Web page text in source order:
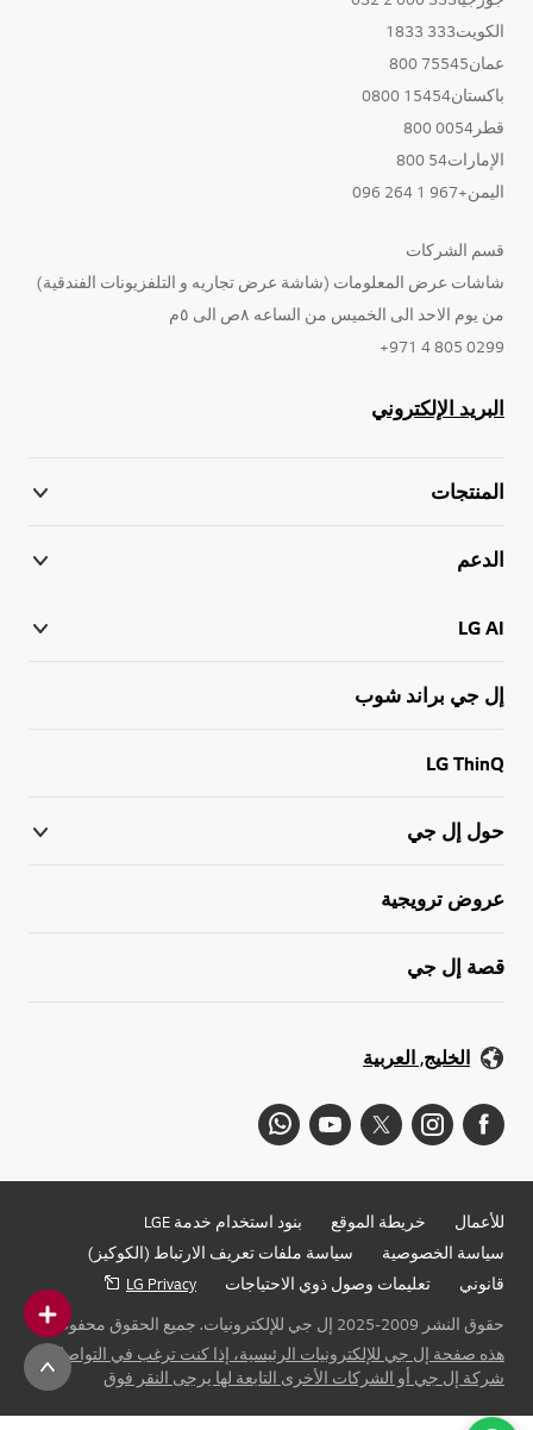
الكويت333 1833
عمان75545 800
باكستان15454 0800
قطر0054 800
الإمارات54 800
اليمن+967 1 264 096
قسم الشركات
شاشات عرض المعلومات (شاشة عرض تجاريه و التلفزيونات الفندقية)
من يوم الاحد الى الخميس من الساعه ٨ص الى ٥م
0299 805 4 971+
البريد الإلكتروني
المنتجات
الدعم
LG AI
إل جي براند شوب
LG ThinQ
حول إل جي
عروض ترويجية
قصة إل جي
الخليج, العربية
للأعمال خريطة الموقع
بنود استخدام خدمة LGE
سياسة الخصوصية
سياسة ملفات تعريف الارتباط (الكوكيز)
قانوني
تعليمات وصول ذوي الاحتياجات
LG Privacy
حقوق النشر 2009-2025 إل جي للإلكترونيات. جميع الحقوق محفوظة
هذه صفحة إل جي للإلكترونيات الرئيسية، إذا كنت ترغب في التواصل مع
شركة إل جي أو الشركات الأخرى التابعة لها يرجى النقر فوق